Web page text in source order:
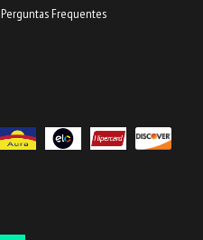
Perguntas Frequentes